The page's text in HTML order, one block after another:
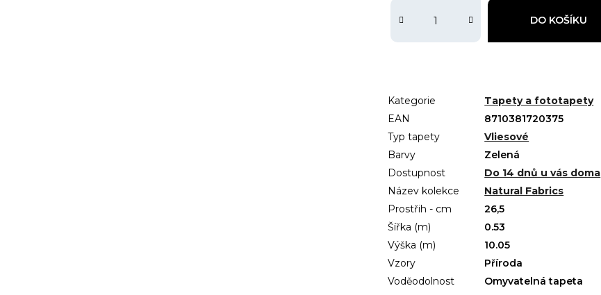
DO KOŠÍKU
Kategorie
Tapety a fototapety
EAN
8710381720375
Typ tapety
Vliesové
Barvy
Zelená
Dostupnost
Do 14 dnů u vás doma
Název kolekce
Natural Fabrics
Prostřih - cm
26,5
Šířka (m)
0.53
Výška (m)
10.05
Vzory
Příroda
Voděodolnost
Omyvatelná tapeta